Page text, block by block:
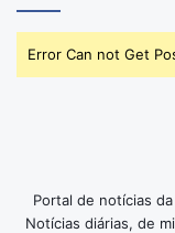
Error Can not Get
Portal de notícias
Notícias diárias, de